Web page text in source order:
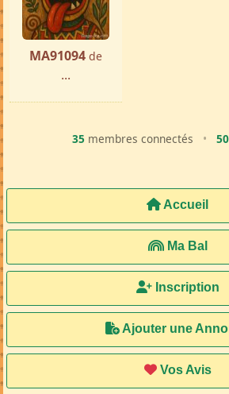
MA91094 de
...
35 membres connectés •
Accueil
Ma Bal
Inscription
Ajouter une
Vos Avis